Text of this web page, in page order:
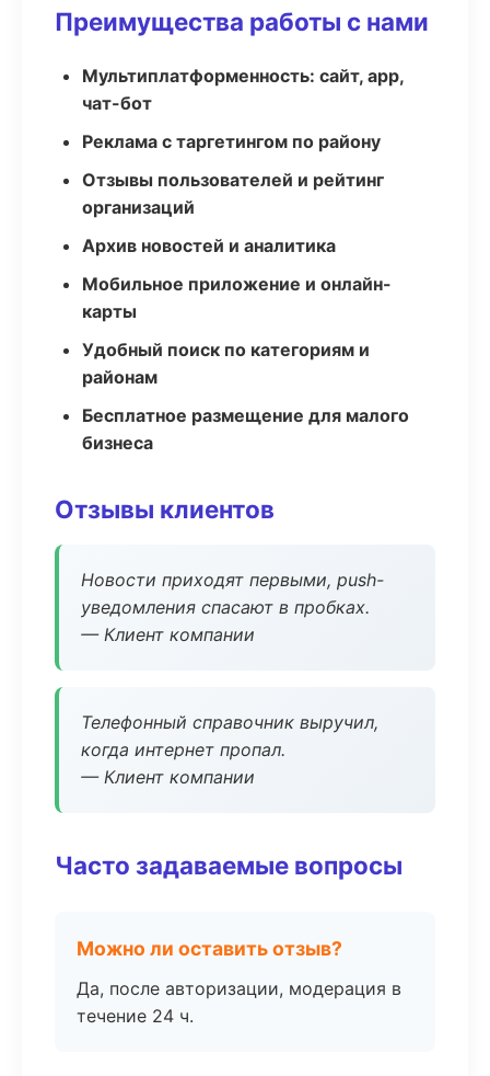
Преимущества работы с нами
Мультиплатформенность: сайт, app,
чат-бот
Реклама с таргетингом по району
Отзывы пользователей и рейтинг
организаций
Архив новостей и аналитика
Мобильное приложение и онлайн-
карты
Удобный поиск по категориям и
районам
Бесплатное размещение для малого
бизнеса
Отзывы клиентов
Новости приходят первыми, push-
уведомления спасают в пробках.
— Клиент компании
Телефонный справочник выручил,
когда интернет пропал.
— Клиент компании
Часто задаваемые вопросы
Можно ли оставить отзыв?
Да, после авторизации, модерация в
течение 24 ч.